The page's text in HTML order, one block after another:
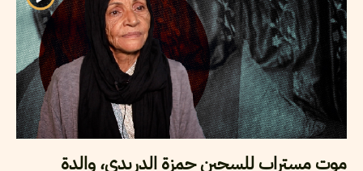
موت مستراب للسجين حمزة الدريدي، والدة